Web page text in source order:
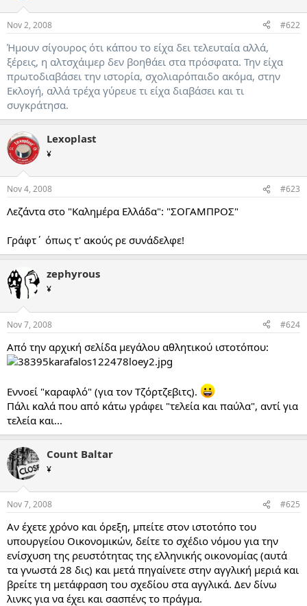
Nov 2, 2008 #622
Ήμουν σίγουρος ότι κάπου το είχα δει τελευταία αλλά,
ξέρεις, η αλτσχάιμερ δεν βοηθάει στα πρόσφατα. Την είχα
πρωτοδιαβάσει την ιστορία, σχολιαρόπαιδο ακόμα, στην
Εκλογή, αλλά τρέχα γύρευε τι είχα διαβάσει και τι
συγκράτησα.
Lexoplast
¥
Nov 4, 2008 #623
Λεζάντα στο "Καλημέρα Ελλάδα": "ΣΟΓΑΜΠΡΟΣ"
Γράφτ΄ όπως τ' ακούς ρε συνάδελφε!
zephyrous
¥
Nov 7, 2008 #624
Από την αρχική σελίδα μεγάλου αθλητικού ιστοτόπου:
Εννοεί "καραφλό" (για τον Τζόρτζεβιτς).
Πάλι καλά που από κάτω γράφει "τελεία και παύλα", αντί για
τελεία και...
Count Baltar
¥
Nov 7, 2008 #625
Αν έχετε χρόνο και όρεξη, μπείτε στον ιστοτόπο του
υπουργείου Οικονομικών, δείτε το σχέδιο νόμου για την
ενίσχυση της ρευστότητας της ελληνικής οικονομίας (αυτά
τα γνωστά 28 δις) και μετά πηγαίνετε στην αγγλική μεριά και
βρείτε τη μετάφραση του σχεδίου στα αγγλικά. Δεν δίνω
λινκς για να έχει και σασπένς το πράγμα.